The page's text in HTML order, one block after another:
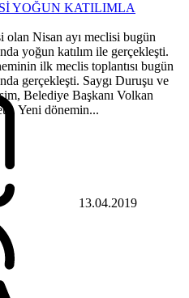
YOĞUN KATILIMLA
Nisan ayı meclisi bugün
yoğun katılım ile gerçekleşti.
ilk meclis toplantısı bugün
gerçekleşti. Saygı Duruşu ve
Belediye Başkanı Volkan
Yeni dönemin...
13.04.2019